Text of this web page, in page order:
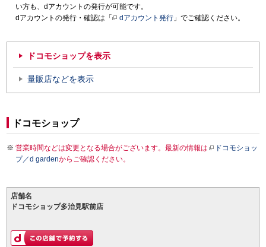
い方も、dアカウントの発行が可能です。
dアカウントの発行・確認は「
dアカウント発行 」でご確認ください。
ドコモショップを表示
量販店などを表示
ドコモショップ
営業時間などは変更となる場合がございます。最新の情報は
ドコモショッ
プ／d gardenからご確認ください。
店舗名
ドコモショップ多治見駅前店